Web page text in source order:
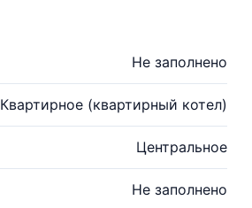
Не заполнено
Квартирное (квартирный котел)
Центральное
Не заполнено